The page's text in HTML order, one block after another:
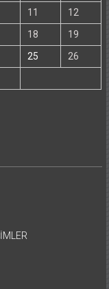
11
12
18
19
25
26